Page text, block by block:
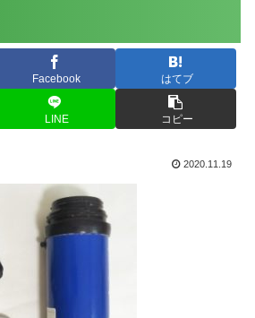
Facebook はてブ
LINE コピー
2020.11.19